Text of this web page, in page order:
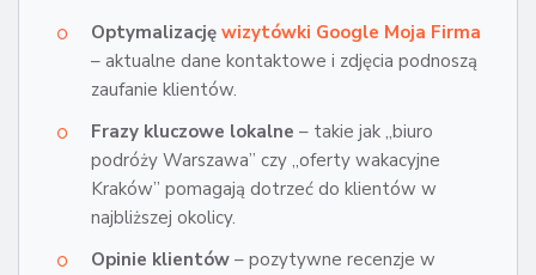
Optymalizację wizytówki Google Moja Firma
– aktualne dane kontaktowe i zdjęcia podnoszą
zaufanie klientów.
Frazy kluczowe lokalne – takie jak „biuro
podróży Warszawa” czy „oferty wakacyjne
Kraków” pomagają dotrzeć do klientów w
najbliższej okolicy.
Opinie klientów – pozytywne recenzje w